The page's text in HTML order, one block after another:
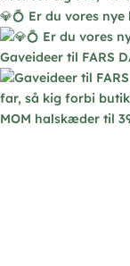
💎💍 Er du vores
Gaveideer til FARS
MOM halskæder til